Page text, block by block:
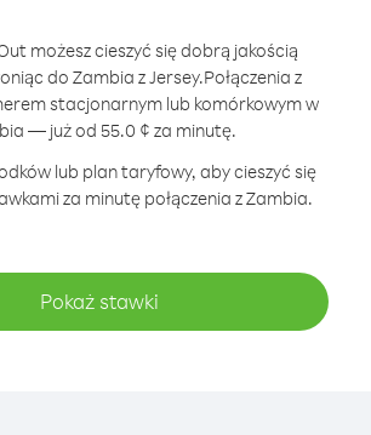
możesz cieszyć się dobrą jakością
do Zambia z Jersey.Połączenia z
stacjonarnym lub komórkowym w
— już od 55.0 ¢ za minutę.
lub plan taryfowy, aby cieszyć się
za minutę połączenia z Zambia.
Pokaż stawki